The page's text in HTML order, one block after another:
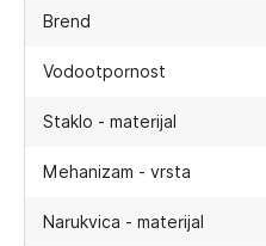
Brend
Vodootpornost
Staklo - materijal
Mehanizam - vrsta
Narukvica - materijal